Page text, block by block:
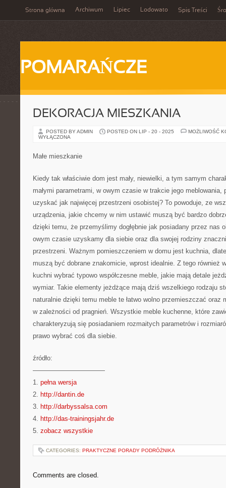
Strona główna Archiwum Lipiec Lodowato Spis Treści
POMARAŃCZE
DEKORACJA MIESZKANIA
POSTED BY ADMIN POSTED ON LIP - 20 - 2025
MOŻLIWOŚĆ
WYŁĄCZONA
Małe mieszkanie
Kiedy tak właściwie dom jest mały, niewielki, a tym samym
małymi parametrami, w owym czasie w trakcie jego
uzyskać jak najwięcej przestrzeni osobistej? To powoduje, ze
urządzenia, jakie chcemy w nim ustawić muszą być bardzo
dzięki temu, że przemyślimy dogłębnie jak posiadany przez nas
owym czasie uzyskamy dla siebie oraz dla swojej rodziny
przestrzeni. Ważnym pomieszczeniem w domu jest kuchnia,
muszą być dobrane znakomicie, wprost idealnie. Z tego również
kuchni wybrać typowo współczesne meble, jakie mają detale
wymiar. Takie elementy jeżdżące mają dziś wszelkiego rodzaju
naturalnie dzięki temu meble te łatwo wolno przemieszczać oraz
w zależności od pragnień. Wszystkie meble kuchenne, które
charakteryzują się posiadaniem rozmaitych parametrów i
prawo wybrać coś dla siebie.
źródło:
———————————
1. pełna wersja
2. http://dantin.de
3. http://darbyssalsa.com
4. http://das-trainingsjahr.de
5. zobacz wszystkie
CATEGORIES: PRAKTYCZNE PORADY PODRÓŻNIKA
Comments are closed.